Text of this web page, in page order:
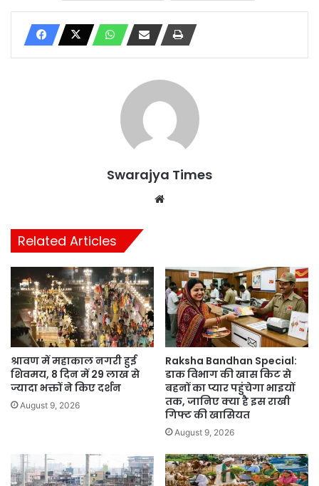
Swarajya Times
Related Articles
श्रावण में महाकाल नगरी हुई
शिवमय, 8 दिन में 29 लाख से
ज्यादा भक्तों ने किए दर्शन
August 9, 2026
Raksha Bandhan Special:
डाक विभाग की खास किट से
बहनों का प्यार पहुंचेगा भाइयों
तक, जानिए क्या है इस राखी
गिफ्ट की खासियत
August 9, 2026